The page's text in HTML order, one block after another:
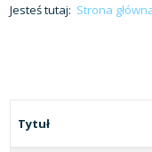
Jesteś tutaj: Strona
Tytuł